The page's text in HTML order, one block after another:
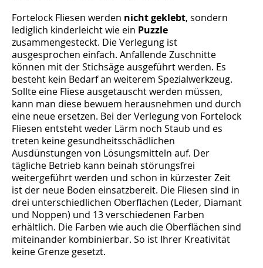
Fortelock Fliesen werden nicht geklebt, sondern
lediglich kinderleicht wie ein Puzzle
zusammengesteckt. Die Verlegung ist
ausgesprochen einfach. Anfallende Zuschnitte
können mit der Stichsäge ausgeführt werden. Es
besteht kein Bedarf an weiterem Spezialwerkzeug.
Sollte eine Fliese ausgetauscht werden müssen,
kann man diese bewuem herausnehmen und durch
eine neue ersetzen. Bei der Verlegung von Fortelock
Fliesen entsteht weder Lärm noch Staub und es
treten keine gesundheitsschädlichen
Ausdünstungen von Lösungsmitteln auf. Der
tägliche Betrieb kann beinah störungsfrei
weitergeführt werden und schon in kürzester Zeit
ist der neue Boden einsatzbereit. Die Fliesen sind in
drei unterschiedlichen Oberflächen (Leder, Diamant
und Noppen) und 13 verschiedenen Farben
erhältlich. Die Farben wie auch die Oberflächen sind
miteinander kombinierbar. So ist Ihrer Kreativität
keine Grenze gesetzt.